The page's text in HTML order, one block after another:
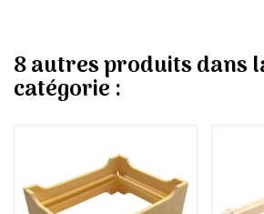
8 autres produits dans
catégorie :